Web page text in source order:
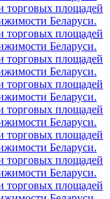
торговых площадей
Беларуси.
торговых площадей
Беларуси.
торговых площадей
Беларуси.
торговых площадей
Беларуси.
торговых площадей
Беларуси.
торговых площадей
Беларуси.
торговых площадей
Беларуси.
торговых площадей